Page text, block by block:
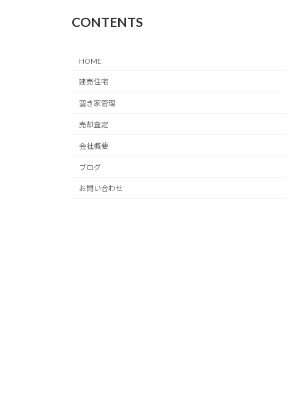
CONTENTS
HOME
建売住宅
空き家管理
売却査定
会社概要
ブログ
お問い合わせ